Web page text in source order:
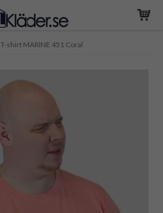
T-shirt MARINE 451 Coral